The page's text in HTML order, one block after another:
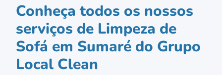
Conheça todos os nossos
serviços de Limpeza de
Sofá em Sumaré do Grupo
Local Clean